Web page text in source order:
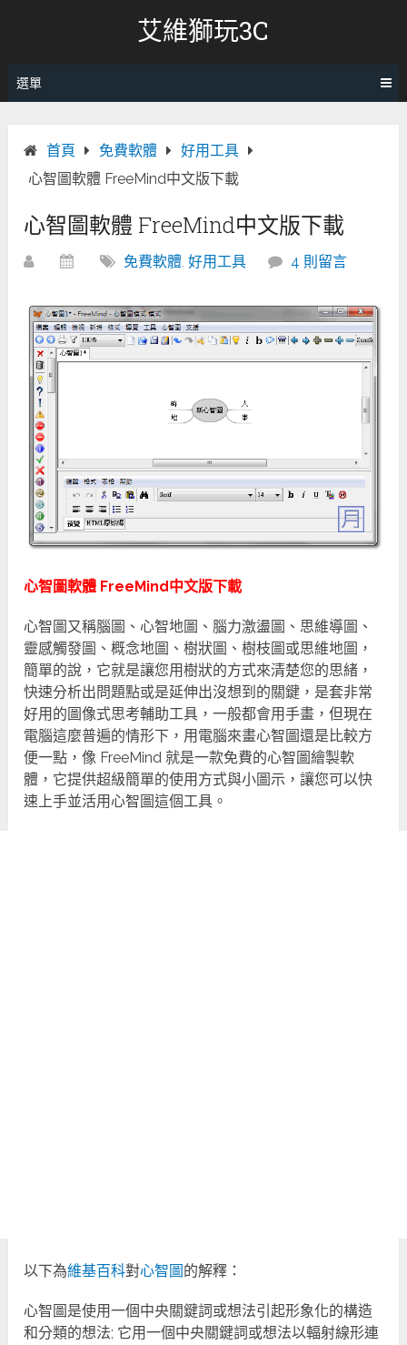
艾維獅玩3C
選單
首頁 免費軟體
好用工具
心智圖軟體 FreeMind中文版下載
心智圖軟體 FreeMind中文版下載
免費軟體,好用工具 4 則留言
心智圖軟體 FreeMind中文版下載
心智圖又稱腦圖、心智地圖、腦力激盪圖、思維導圖、
靈感觸發圖、概念地圖、樹狀圖、樹枝圖或思維地圖，
簡單的說，它就是讓您用樹狀的方式來清楚您的思緒，
快速分析出問題點或是延伸出沒想到的關鍵，是套非常
好用的圖像式思考輔助工具，一般都會用手畫，但現在
電腦這麼普遍的情形下，用電腦來畫心智圖還是比較方
便一點，像 FreeMind 就是一款免費的心智圖繪製軟
體，它提供超級簡單的使用方式與小圖示，讓您可以快
速上手並活用心智圖這個工具。
以下為維基百科對心智圖 的解釋：
心智圖是使用一個中央關鍵詞或想法引起形象化的構造
和分類的想法; 它用一個中央關鍵詞或想法以輻射線形連